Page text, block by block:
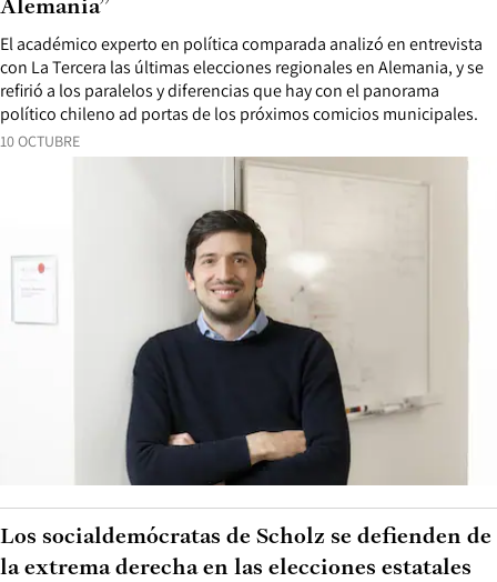
10 OCTUBRE
El académico experto en política comparada analizó en entrevista
con La Tercera las últimas elecciones regionales en Alemania, y se
refirió a los paralelos y diferencias que hay con el panorama
político chileno ad portas de los próximos comicios municipales.
Alemania”
Los socialdemócratas de Scholz se defienden de
la extrema derecha en las elecciones estatales